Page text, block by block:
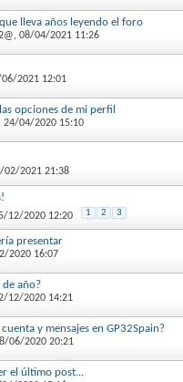
lleva años leyendo el foro
, 08/04/2021 11:26
2021 12:01
opciones de mi perfil
, 24/04/2020 15:10
02/2021 21:38
12/2020 12:20 1 2 3
presentar
2020 16:07
de año?
12/2020 14:21
y mensajes en GP32Spain?
06/2020 20:21
el último post...